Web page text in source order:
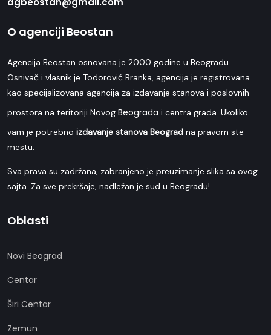
O agenciji Beostan
Agencija Beostan osnovana je 2000 godine u Beogradu.
Osnivač i vlasnik je Todorović Branka, agencija je registrovana
kao specijalizovana agencija za izdavanje stanova i poslovnih
prostora na teritoriji Novog Beograda i centra grada. Ukoliko
vam je potrebno izdavanje stanova Beograd na pravom ste
mestu.
Sva prava su zadržana, zabranjeno je preuzimanje slika sa ovog
sajta. Za sve prekršaje, nadležan je sud u Beogradu!
Oblasti
Novi Beograd
Centar
Širi Centar
Zemun